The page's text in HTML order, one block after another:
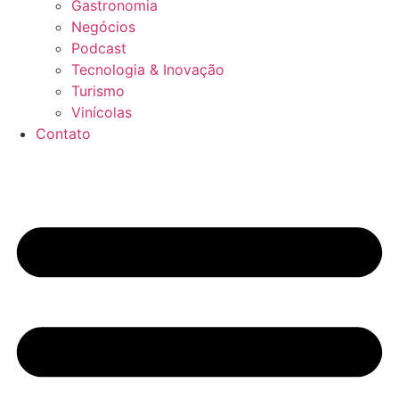
Gastronomia
Negócios
Podcast
Tecnologia & Inovação
Turismo
Vinícolas
Contato